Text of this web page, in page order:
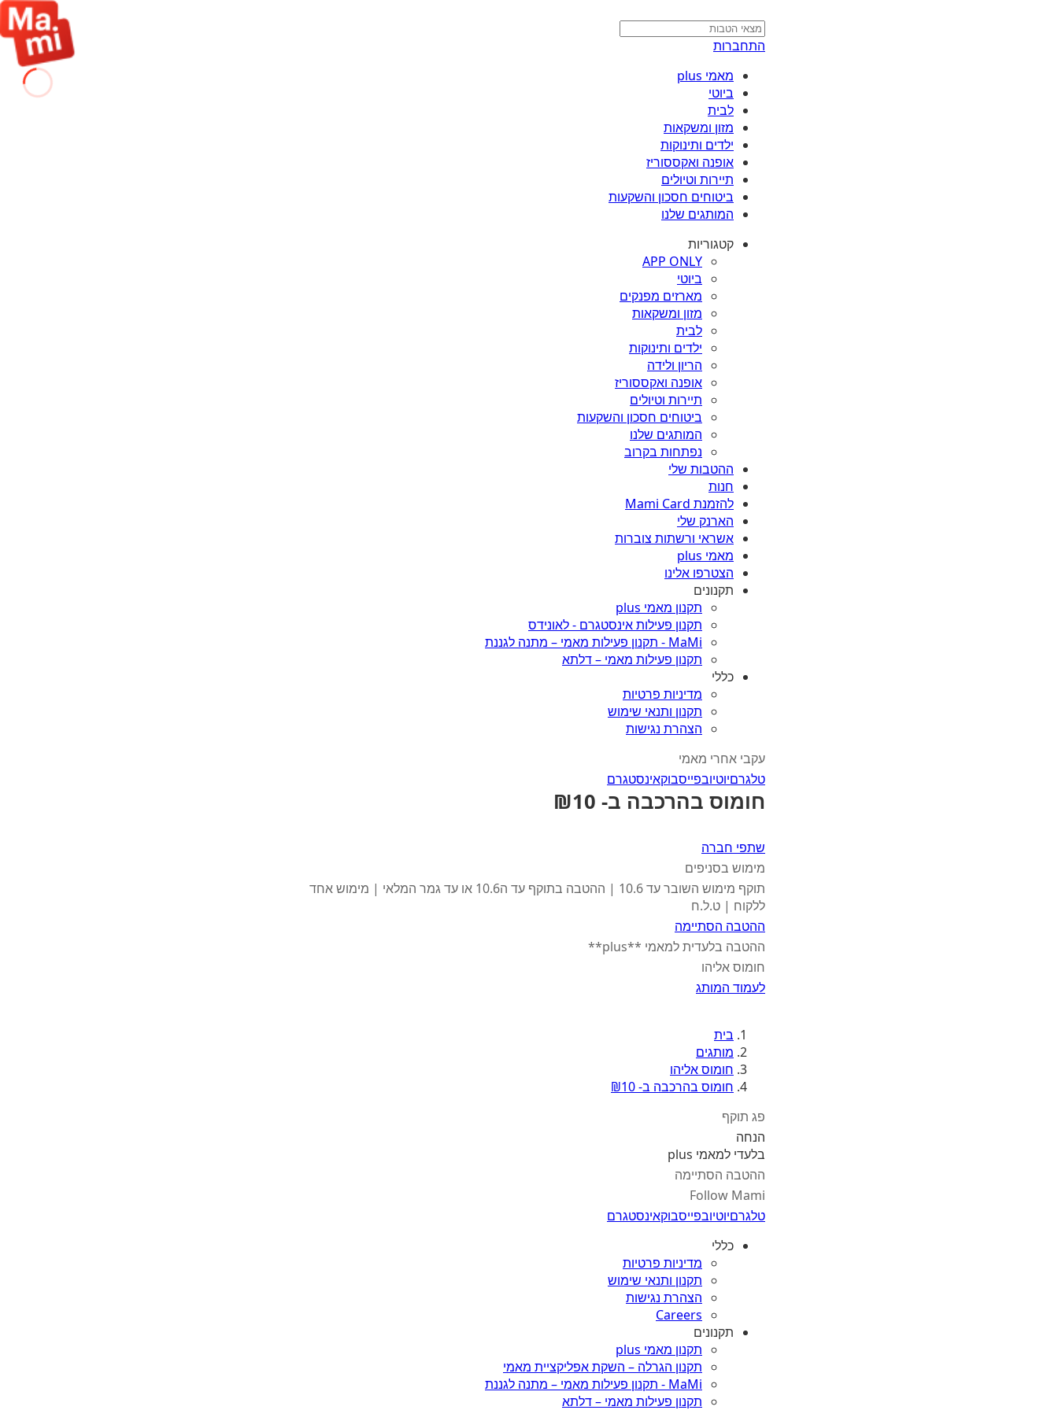
התחברות
מאמי plus
ביוטי
לבית
מזון ומשקאות
ילדים ותינוקות
אופנה ואקססוריז
תיירות וטיולים
ביטוחים חסכון והשקעות
המותגים שלנו
קטגוריות
APP ONLY
ביוטי
מארזים מפנקים
מזון ומשקאות
לבית
ילדים ותינוקות
הריון ולידה
אופנה ואקססוריז
תיירות וטיולים
ביטוחים חסכון והשקעות
המותגים שלנו
נפתחות בקרוב
ההטבות שלי
חנות
להזמנת Mami Card
הארנק שלי
אשראי ורשתות צוברות
מאמי plus
הצטרפו אלינו
תקנונים
תקנון מאמי plus
תקנון פעילות אינסטגרם - לאונידס
MaMi - תקנון פעילות מאמי – מתנה לגננת
תקנון פעילות מאמי – דלתא
כללי
מדיניות פרטיות
תקנון ותנאי שימוש
הצהרת נגישות
עקבי אחרי מאמי
טלגרםיוטיובפייסבוקאינסטגרם
חומוס בהרכבה ב- ₪10
שתפי חברה
מימוש בסניפים
תוקף מימוש השובר עד 10.6 | ההטבה בתוקף עד ה10.6 או עד גמר המלאי | מימוש אחד
ללקוח | ט.ל.ח
ההטבה הסתיימה
ההטבה בלעדית למאמי **plus**
חומוס אליהו
לעמוד המותג
בית
מותגים
חומוס אליהו
חומוס בהרכבה ב- ₪10
פג תוקף
הנחה
בלעדי למאמי plus
ההטבה הסתיימה
Follow Mami
טלגרםיוטיובפייסבוקאינסטגרם
כללי
מדיניות פרטיות
תקנון ותנאי שימוש
הצהרת נגישות
Careers
תקנונים
תקנון מאמי plus
תקנון הגרלה – השקת אפליקציית מאמי
MaMi - תקנון פעילות מאמי – מתנה לגננת
תקנון פעילות מאמי – דלתא